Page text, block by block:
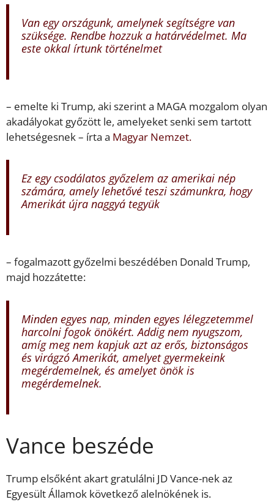
Van egy országunk, amelynek segítségre van
szüksége. Rendbe hozzuk a határvédelmet. Ma
este okkal írtunk történelmet
– emelte ki Trump, aki szerint a MAGA mozgalom olyan
akadályokat győzött le, amelyeket senki sem tartott
lehetségesnek – írta a Magyar Nemzet.
Ez egy csodálatos győzelem az amerikai nép
számára, amely lehetővé teszi számunkra, hogy
Amerikát újra naggyá tegyük
– fogalmazott győzelmi beszédében Donald Trump,
majd hozzátette:
Minden egyes nap, minden egyes lélegzetemmel
harcolni fogok önökért. Addig nem nyugszom,
amíg meg nem kapjuk azt az erős, biztonságos
és virágzó Amerikát, amelyet gyermekeink
megérdemelnek, és amelyet önök is
megérdemelnek.
Vance beszéde
Trump elsőként akart gratulálni JD Vance-nek az
Egyesült Államok következő alelnökének is.